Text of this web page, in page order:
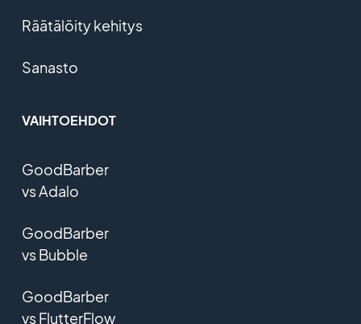
Räätälöity kehitys
Sanasto
VAIHTOEHDOT
GoodBarber
vs Adalo
GoodBarber
vs Bubble
GoodBarber
vs FlutterFlow